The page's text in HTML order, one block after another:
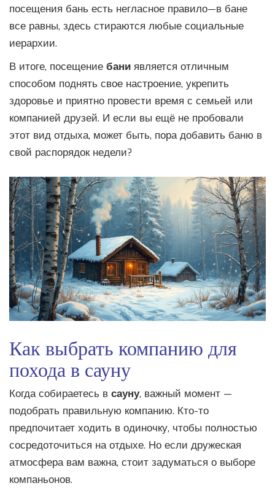
посещения бань есть негласное правило—в бане
все равны, здесь стираются любые социальные
иерархии.
В итоге, посещение бани является отличным
способом поднять свое настроение, укрепить
здоровье и приятно провести время с семьей или
компанией друзей. И если вы ещё не пробовали
этот вид отдыха, может быть, пора добавить баню в
свой распорядок недели?
Как выбрать компанию для
похода в сауну
Когда собираетесь в сауну, важный момент —
подобрать правильную компанию. Кто-то
предпочитает ходить в одиночку, чтобы полностью
сосредоточиться на отдыхе. Но если дружеская
атмосфера вам важна, стоит задуматься о выборе
компаньонов.